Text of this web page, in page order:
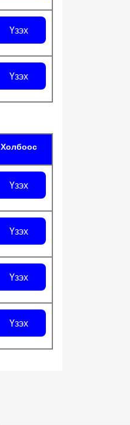
Үзэх
Үзэх
Холбоос
Үзэх
Үзэх
Үзэх
Үзэх